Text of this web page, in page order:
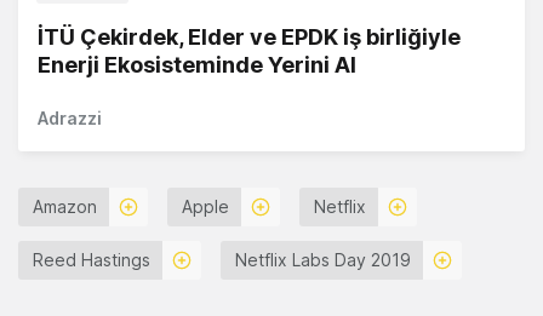
İTÜ Çekirdek, Elder ve EPDK iş birliğiyle
Enerji Ekosisteminde Yerini Al
Adrazzi
Amazon Apple Netflix
Reed Hastings Netflix Labs Day 2019